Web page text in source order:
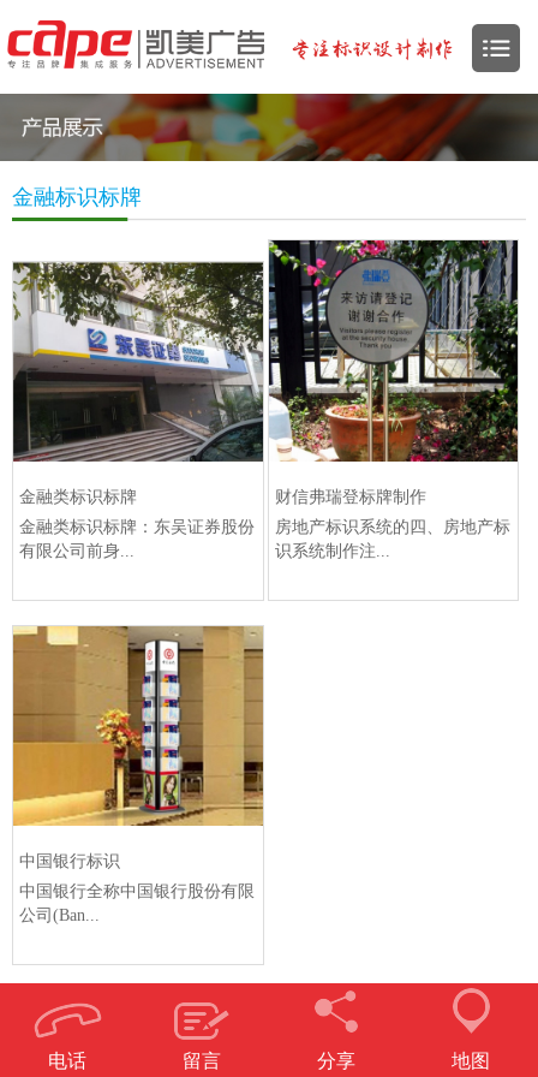
金融标识标牌
金融类标识标牌
金融类标识标牌：东吴证券股份
有限公司前身...
财信弗瑞登标牌制作
房地产标识系统的四、房地产标
识系统制作注...
中国银行标识
中国银行全称中国银行股份有限
公司(Ban...
电话 留言 分享 地图